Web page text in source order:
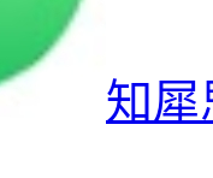
知犀